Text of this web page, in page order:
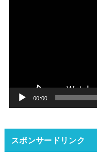
00:00
スポンサードリンク